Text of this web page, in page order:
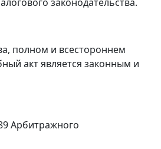
полном и всестороннем
акт является законным и
Арбитражного